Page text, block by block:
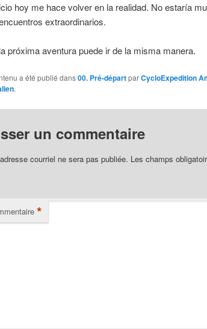
hoy me hace volver en la realidad. No estaría
extraordinarios.
próxima aventura puede ir de la misma manera.
a été publié dans00. Pré-départparCycloExpedition
.
un commentaire
courriel ne sera pas publiée. Les champs
*